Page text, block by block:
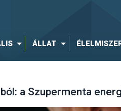
ÁLLAT
a Szupermenta